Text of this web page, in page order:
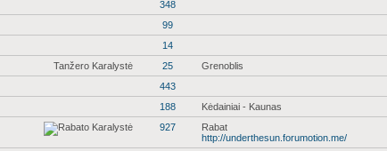
348
99
14
Tanžero Karalystė
25 Grenoblis
443
188 Kėdainiai - Kaunas
927
Rabat
http://underthesun.forumotion.me/